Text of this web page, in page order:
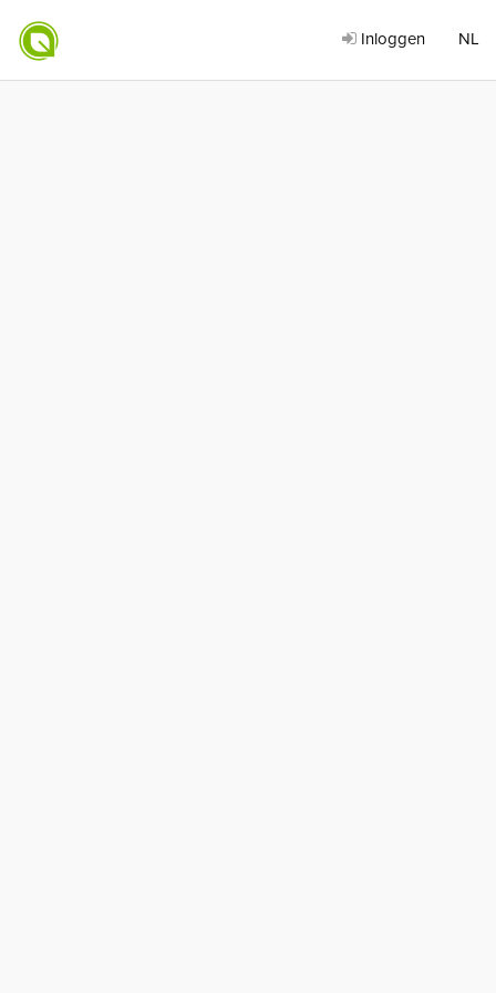
Inloggen NL